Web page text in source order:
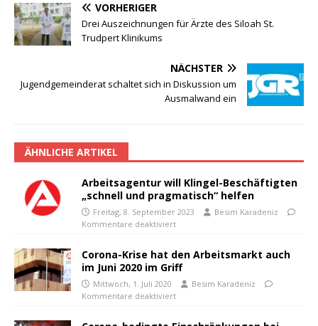
VORHERIGER
Drei Auszeichnungen für Ärzte des Siloah St.
Trudpert Klinikums
NÄCHSTER
Jugendgemeinderat schaltet sich in Diskussion um
Ausmalwand ein
ÄHNLICHE ARTIKEL
Arbeitsagentur will Klingel-Beschäftigten
„schnell und pragmatisch“ helfen
Freitag, 8. September 2023
Besim Karadeniz
Kommentare deaktiviert
Corona-Krise hat den Arbeitsmarkt auch
im Juni 2020 im Griff
Mittwoch, 1. Juli 2020
Besim Karadeniz
Kommentare deaktiviert